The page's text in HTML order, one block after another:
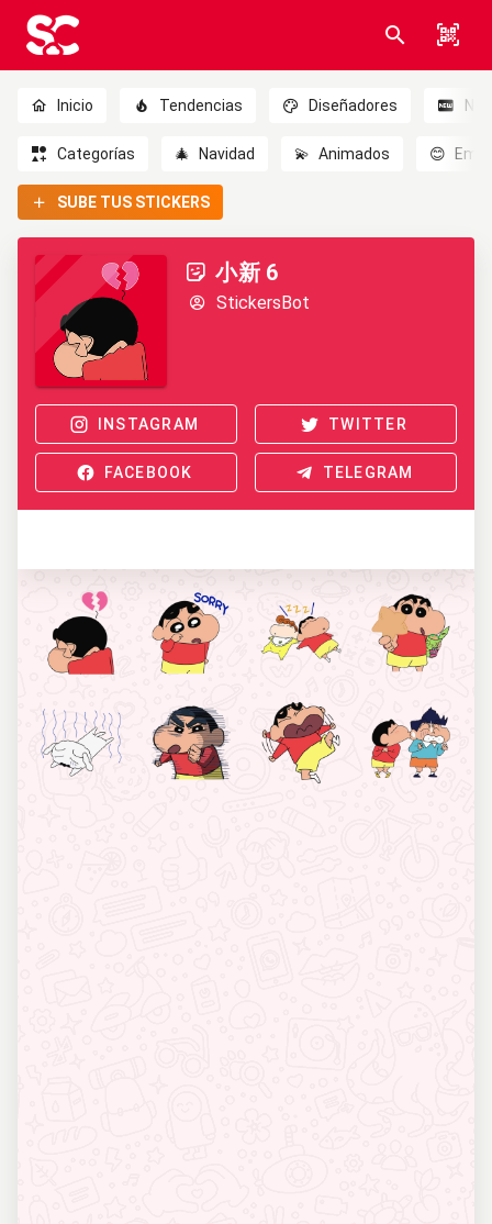
Inicio Tendencias Diseñadores
Categorías 🎄 Navidad 💫 Animados 😊
SUBE TUS STICKERS
小新 6
StickersBot
INSTAGRAM TWITTER
FACEBOOK TELEGRAM